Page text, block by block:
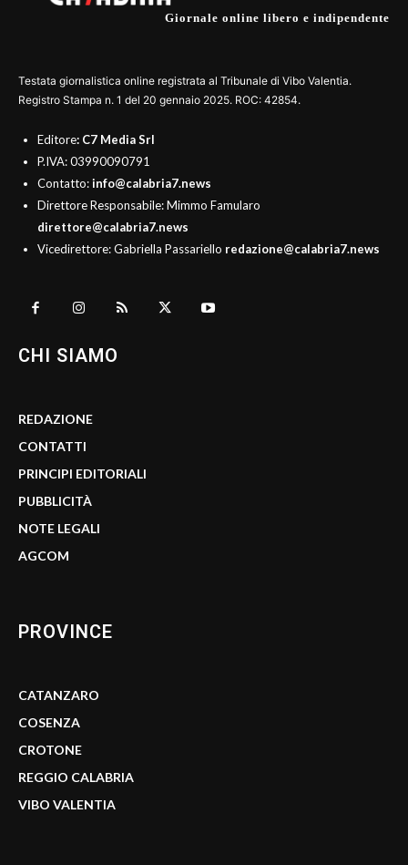
Giornale online libero e indipendente
Testata giornalistica online registrata al Tribunale di Vibo Valentia.
Registro Stampa n. 1 del 20 gennaio 2025. ROC: 42854.
Editore: C7 Media Srl
P.IVA: 03990090791
Contatto:info@calabria7.news
Direttore Responsabile: Mimmo Famularo
direttore@calabria7.news
Vicedirettore: Gabriella Passariello redazione@calabria7.news
CHI SIAMO
REDAZIONE
CONTATTI
PRINCIPI EDITORIALI
PUBBLICITÀ
NOTE LEGALI
AGCOM
PROVINCE
CATANZARO
COSENZA
CROTONE
REGGIO CALABRIA
VIBO VALENTIA